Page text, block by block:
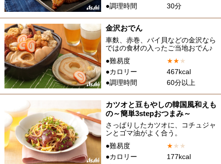
●調理時間
30分
金沢おでん
車麩、赤巻、バイ貝などの金沢なら
ではの食材の入ったご当地おでん♪
●難易度
★★★
●カロリー
467kcal
●調理時間
60分以上
カツオと豆もやしの韓国風和えも
の～簡単3stepおつまみ～
さっぱりしたカツオに、コチュジャ
ンとゴマ油がよく合う。
●難易度
★★ ★
●カロリー
177kcal